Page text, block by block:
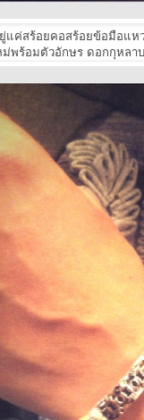
ยู่แค่สร้อยคอสร้อยข้อมือ
ม่พร้อมตัวอักษร ดอกกุหล